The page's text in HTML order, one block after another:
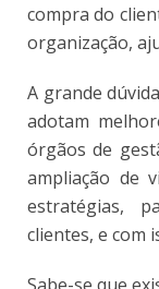
compra do
organização,
A grande
adotam
órgãos de
ampliação de
estratégias,
clientes, e com